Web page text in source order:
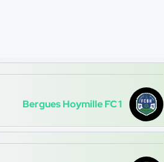
Bergues Hoymille FC 1